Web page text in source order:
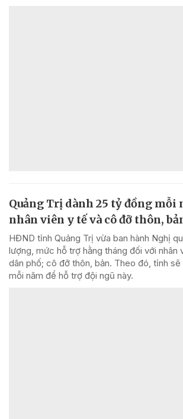
Quảng Trị dành 25 tỷ đồng mỗi
nhân viên y tế và cô đỡ thôn,
HĐND tỉnh Quảng Trị vừa ban hành Nghị
lượng, mức hỗ trợ hằng tháng đối với nhân
dân phố; cô đỡ thôn, bản. Theo đó, tỉnh
mỗi năm để hỗ trợ đội ngũ này.